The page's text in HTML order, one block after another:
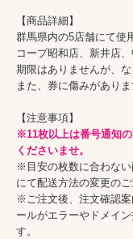
【商品詳細】
群馬県内の5店舗にて使
コープ昭和店、新井店
期限はありませんが、
また、券に傷みがあり
※11枚以上は番号通知
くださいませ。
※目安の枚数に合わな
にて配送方法の変更のご
※ご注文後、注文確認
ールがエラーやドメイ
す。